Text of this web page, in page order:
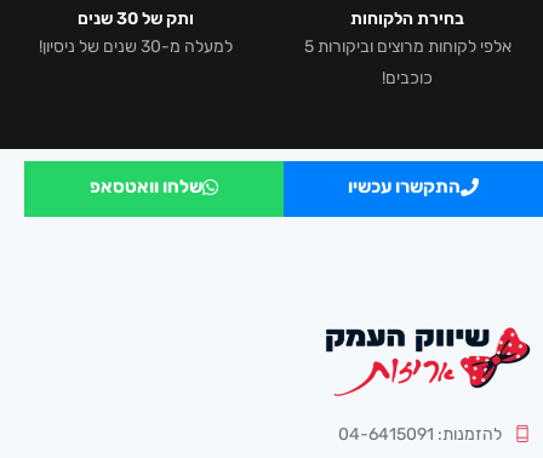
בחירת הלקוחות
אלפי לקוחות מרוצים וביקורות 5
כוכבים!
ותק של 30 שנים
למעלה מ-30 שנים של ניסיון!
התקשרו עכשיו שלחו וואטסאפ
להזמנות: 04-6415091